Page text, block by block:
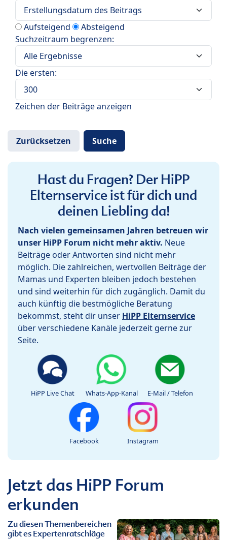
Aufsteigend
Absteigend
Suchzeitraum begrenzen:
Die ersten:
Zeichen der Beiträge anzeigen
Hast du Fragen? Der HiPP
Elternservice ist für dich und
deinen Liebling da!
Nach vielen gemeinsamen Jahren betreuen wir
unser HiPP Forum nicht mehr aktiv. Neue
Beiträge oder Antworten sind nicht mehr
möglich. Die zahlreichen, wertvollen Beiträge der
Mamas und Experten bleiben jedoch bestehen
und sind weiterhin für dich zugänglich. Damit du
auch künftig die bestmögliche Beratung
bekommst, steht dir unser HiPP Elternservice
über verschiedene Kanäle jederzeit gerne zur
Seite.
HiPP Live Chat Whats-App-Kanal E-Mail / Telefon
Facebook Instagram
Jetzt das HiPP Forum
erkunden
Zu diesen Themenbereichen
gibt es Expertenratschläge